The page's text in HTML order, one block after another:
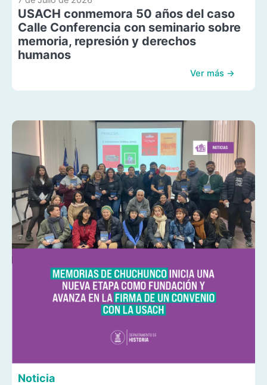
USACH conmemora 50 años del caso
Calle Conferencia con seminario sobre
memoria, represión y derechos
humanos
Ver más →
Noticia